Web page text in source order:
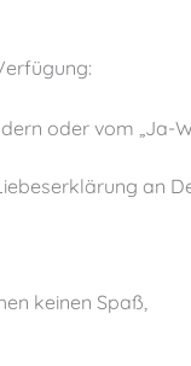
oder vom „Ja-
an
keinen Spaß,